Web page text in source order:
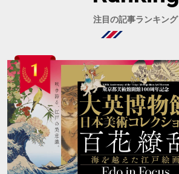
注目の記事ランキング